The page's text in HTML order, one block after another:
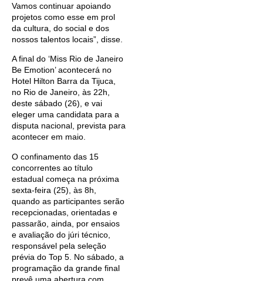
Vamos continuar apoiando
projetos como esse em prol
da cultura, do social e dos
nossos talentos locais”, disse.
A final do ‘Miss Rio de Janeiro
Be Emotion’ acontecerá no
Hotel Hilton Barra da Tijuca,
no Rio de Janeiro, às 22h,
deste sábado (26), e vai
eleger uma candidata para a
disputa nacional, prevista para
acontecer em maio.
O confinamento das 15
concorrentes ao título
estadual começa na próxima
sexta-feira (25), às 8h,
quando as participantes serão
recepcionadas, orientadas e
passarão, ainda, por ensaios
e avaliação do júri técnico,
responsável pela seleção
prévia do Top 5. No sábado, a
programação da grande final
prevê uma abertura com